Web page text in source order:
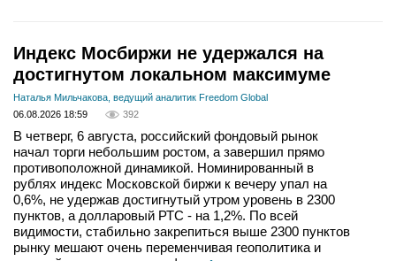
Индекс Мосбиржи не удержался на
достигнутом локальном максимуме
Наталья Мильчакова, ведущий аналитик Freedom Global
06.08.2026 18:59
392
В четверг, 6 августа, российский фондовый рынок
начал торги небольшим ростом, а завершил прямо
противоположной динамикой. Номинированный в
рублях индекс Московской биржи к вечеру упал на
0,6%, не удержав достигнутый утром уровень в 2300
пунктов, а долларовый РТС - на 1,2%. По всей
видимости, стабильно закрепиться выше 2300 пунктов
рынку мешают очень переменчивая геополитика и